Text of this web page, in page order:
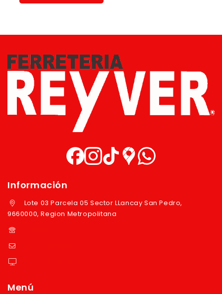
Información
Lote 03 Parcela 05 Sector LLancay San Pedro,
9660000, Region Metropolitana
Menú